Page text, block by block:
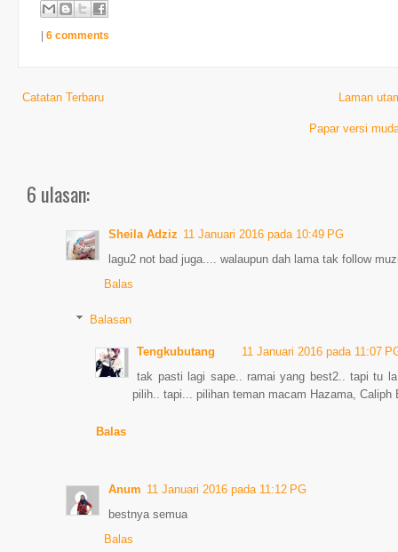
| 6 comments
Catatan Terbaru Laman
Papar versi
6 ulasan:
Sheila Adziz 11 Januari 2016 pada 10:49 PG
lagu2 not bad juga.... walaupun dah lama tak follow
Balas
Balasan
Tengkubutang
11 Januari 2016 pada 11:07
tak pasti lagi sape.. ramai yang best2.. tapi tu
pilih.. tapi... pilihan teman macam Hazama,
Balas
Anum 11 Januari 2016 pada 11:12 PG
bestnya semua
Balas